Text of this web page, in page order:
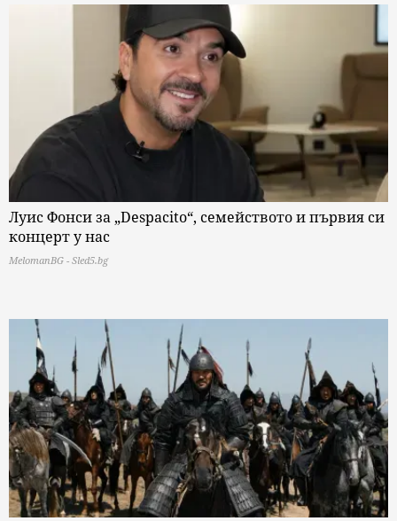
Луис Фонси за „Despacito“, семейството и първия си
концерт у нас
MelomanBG - Sled5.bg